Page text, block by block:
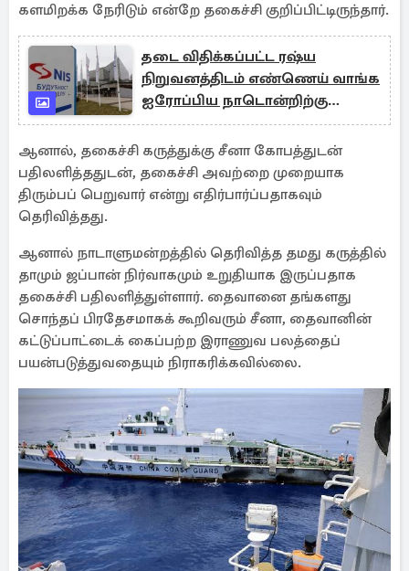
களமிறக்க நேரிடும் என்றே தகைச்சி குறிப்பிட்டிருந்தார்.
தடை விதிக்கப்பட்ட ரஷ்ய
நிறுவனத்திடம் எண்ணெய் வாங்க
ஐரோப்பிய நாடொன்றிற்கு
அனுமதி
ஆனால், தகைச்சி கருத்துக்கு சீனா கோபத்துடன்
பதிலளித்ததுடன், தகைச்சி அவற்றை முறையாக
திரும்பப் பெறுவார் என்று எதிர்பார்ப்பதாகவும்
தெரிவித்தது.
ஆனால் நாடாளுமன்றத்தில் தெரிவித்த தமது கருத்தில்
தாமும் ஜப்பான் நிர்வாகமும் உறுதியாக இருப்பதாக
தகைச்சி பதிலளித்துள்ளார். தைவானை தங்களது
சொந்தப் பிரதேசமாகக் கூறிவரும் சீனா, தைவானின்
கட்டுப்பாட்டைக் கைப்பற்ற இராணுவ பலத்தைப்
பயன்படுத்துவதையும் நிராகரிக்கவில்லை.